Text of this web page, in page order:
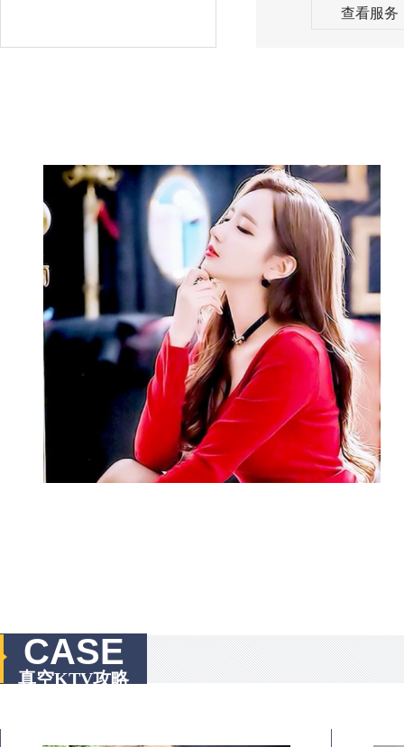
查看服务
CASE
真空KTV攻略